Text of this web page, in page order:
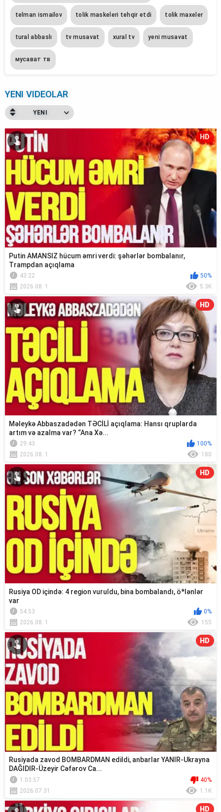
telman ismailov tolik maskeleri tehqir etdi tolik maxeler
tural abbaslı tv musavat xural tv yeni musavat
мусават тв
YENI VIDEOLAR
YENI
HD
Putin AMANSIZ hücum əmri verdi: şəhərlər bombalanır,
Trampdan açıqlama
43:22
50%
2026.08. 1
5.3K
HD
Məleykə Abbaszadədən TƏCİLİ açıqlama: Hansı qruplarda
artım və azalma var? “Ana Xə...
29:43
100%
2026.08. 1
180
HD
Rusiya OD içində: 4 region vuruldu, bina bombalandı, ö*lənlər
var
54:53
0%
2026.08. 1
155
HD
Rusiyada zavod BOMBARDMAN edildi, anbarlar YANIR-Ukrayna
DAĞIDIR-Üzeyir Cəfərov Ca...
1:03:57
40%
2026.07.31
1.1K
HD